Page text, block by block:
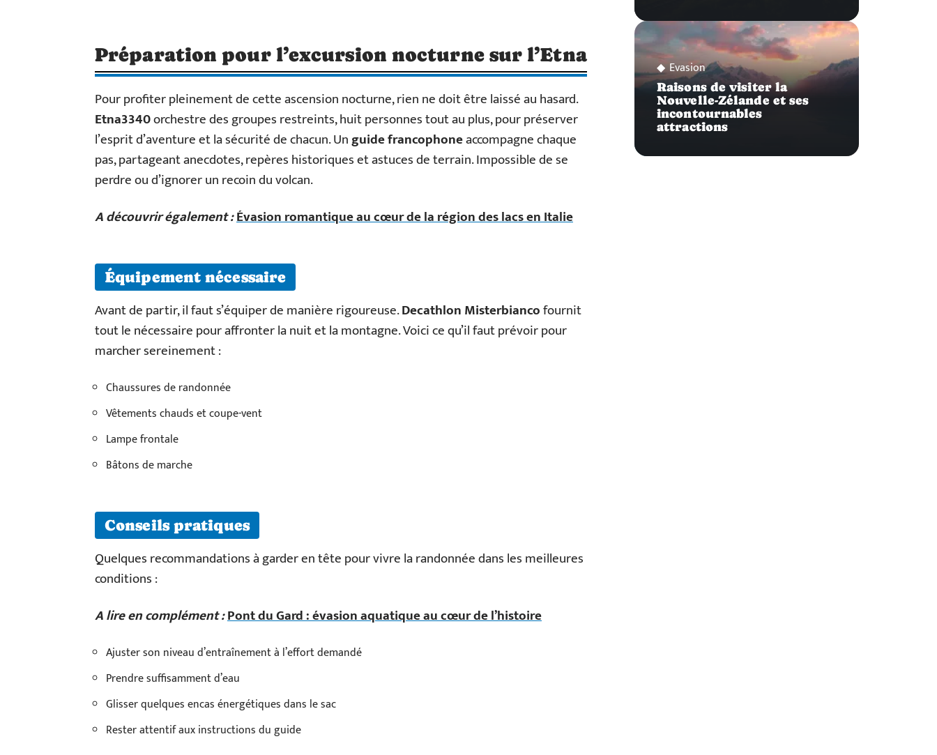
Préparation pour l’excursion nocturne sur l’Etna
Pour profiter pleinement de cette ascension nocturne, rien ne doit être laissé au hasard.
Etna3340orchestre des groupes restreints, huit personnes tout au plus, pour préserver
l’esprit d’aventure et la sécurité de chacun. Unguide francophoneaccompagne chaque
pas, partageant anecdotes, repères historiques et astuces de terrain. Impossible de se
perdre ou d’ignorer un recoin du volcan.
A découvrir également :Évasion romantique au cœur de la région des lacs en Italie
Équipement nécessaire
Avant de partir, il faut s’équiper de manière rigoureuse.Decathlon Misterbiancofournit
tout le nécessaire pour affronter la nuit et la montagne. Voici ce qu’il faut prévoir pour
marcher sereinement :
Chaussures de randonnée
Vêtements chauds et coupe-vent
Lampe frontale
Bâtons de marche
Conseils pratiques
Quelques recommandations à garder en tête pour vivre la randonnée dans les meilleures
conditions :
A lire en complément :Pont du Gard : évasion aquatique au cœur de l’histoire
Ajuster son niveau d’entraînement à l’effort demandé
Prendre suffisamment d’eau
Glisser quelques encas énergétiques dans le sac
Rester attentif aux instructions du guide
Evasion
Raisons de visiter la
Nouvelle-Zélande et ses
incontournables
attractions